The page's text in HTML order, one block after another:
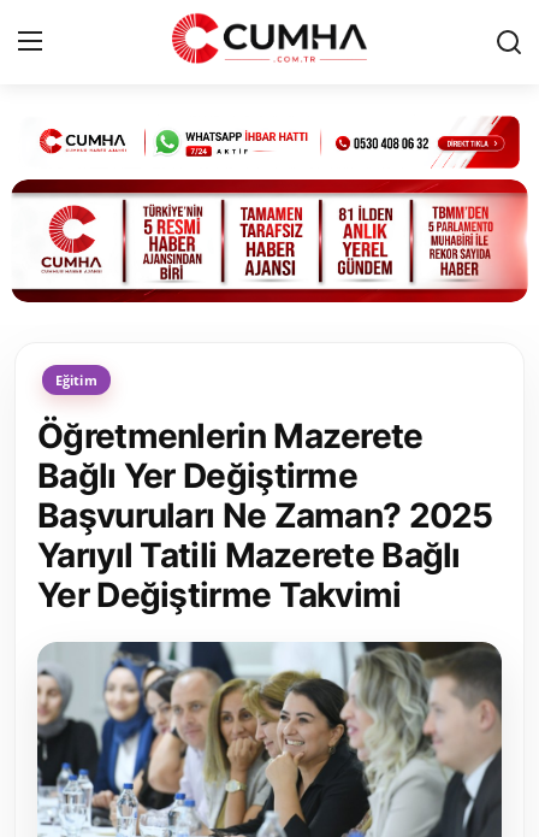
Kurumsal
Cumhurbaşkanlığı
Bakanlıklar
Siyasi Partiler
Yerel Yönetimler
Mülki İdare
Toplum ve Yaşam
Kamu Kurumları ve Üst Kurullar
Resmi Reklamlar
Eğitim
Öğretmenlerin Mazerete
Bağlı Yer Değiştirme
Başvuruları Ne Zaman? 2025
Yarıyıl Tatili Mazerete Bağlı
Yer Değiştirme Takvimi